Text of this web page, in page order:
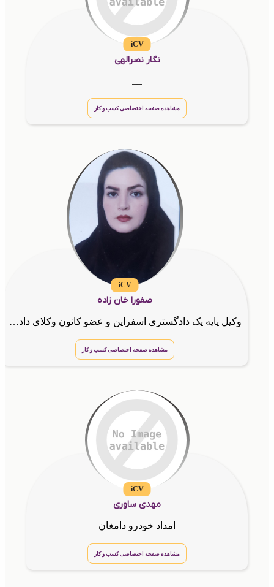
iCV
نگار نصرالهی
مشاهده صفحه اختصاصی کسب و کار
iCV
صفورا خان زاده
وکیل پایه یک دادگستری اسفراین و عضو کانون وکلای دادگستری استان خراسان شمالی
مشاهده صفحه اختصاصی کسب و کار
iCV
مهدی ساوری
امداد خودرو دامغان
مشاهده صفحه اختصاصی کسب و کار